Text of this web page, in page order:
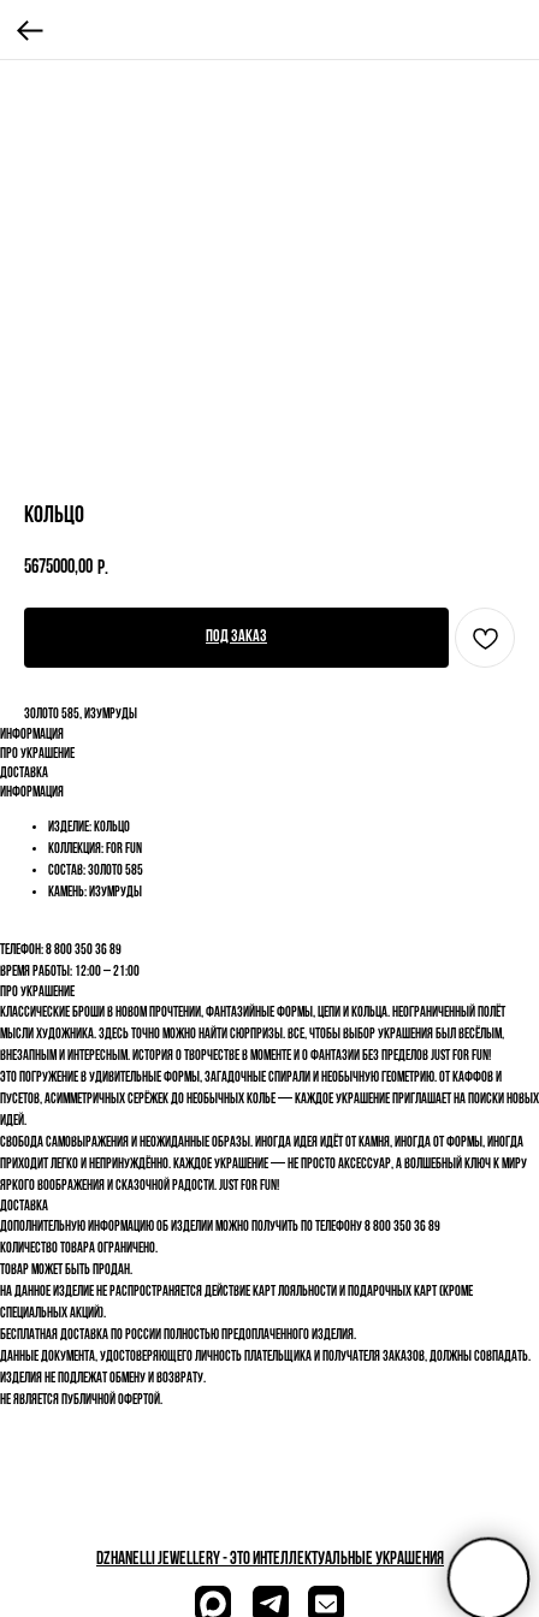
Кольцо
5675000,00 р.
Под заказ
Золото 585, изумруды
Информация
Про украшение
Доставка
Информация
Изделие: Кольцо
Коллекция: FOR FUN
Состав: Золото 585
Камень: Изумруды
Телефон: 8 800 350 36 89
Время работы: 12:00 – 21:00
Про украшение
Классические броши в новом прочтении, фантазийные формы, цепи и кольца. Неограниченный полёт
мысли художника. Здесь точно можно найти сюрпризы. Все, чтобы выбор украшения был весёлым,
внезапным и интересным. История о творчестве в моменте и о фантазии без пределов Just for fun!
Это погружение в удивительные формы, загадочные спирали и необычную геометрию. От каффов и
пусетов, асимметричных серёжек до необычных колье — каждое украшение приглашает на поиски новых
идей.
Свобода самовыражения и неожиданные образы. Иногда идея идёт от камня, иногда от формы, иногда
приходит легко и непринуждённо. Каждое украшение — не просто аксессуар, а волшебный ключ к миру
яркого воображения и сказочной радости. Just for fun!
Доставка
Дополнительную информацию об изделии можно получить по телефону 8 800 350 36 89
Количество товара ограничено.
Товар может быть продан.
На данное изделие не распространяется действие карт лояльности и подарочных карт (кроме
специальных акций).
Бесплатная доставка по России полностью предоплаченного изделия.
Данные документа, удостоверяющего личность плательщика и получателя заказов, должны совпадать.
Изделия не подлежат обмену и возврату.
Не является публичной офертой.
dzhanelli JEWELLERY - это Интеллектуальные украшения